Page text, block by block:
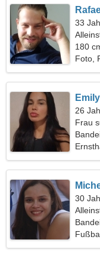
33
180
Foto,
Emily
26
Frau
30